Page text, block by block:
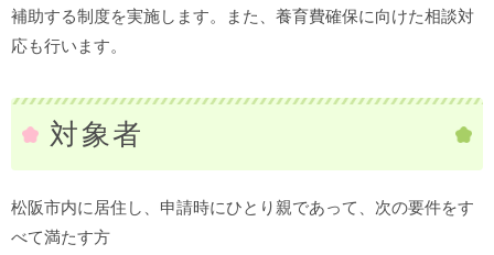
補助する制度を実施します。また、養育費確保に向けた相談対
応も行います。
対象者
松阪市内に居住し、申請時にひとり親であって、次の要件をす
べて満たす方